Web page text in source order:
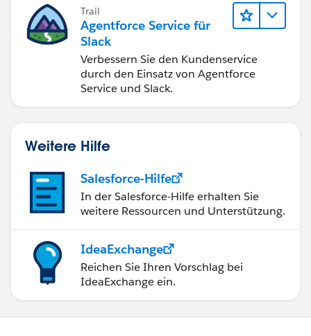
Trail
Agentforce Service für
Slack
Verbessern Sie den Kundenservice
durch den Einsatz von Agentforce
Service und Slack.
Weitere Hilfe
Salesforce-Hilfe
In der Salesforce-Hilfe erhalten Sie
weitere Ressourcen und Unterstützung.
IdeaExchange
Reichen Sie Ihren Vorschlag bei
IdeaExchange ein.